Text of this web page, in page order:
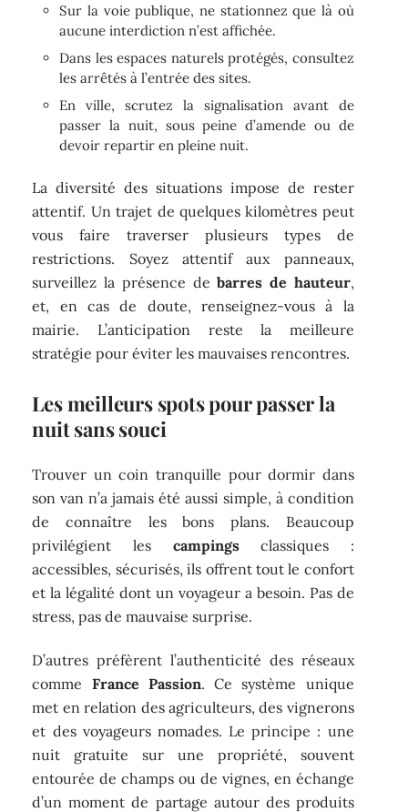
Sur la voie publique, ne stationnez que là où
aucune interdiction n’est affichée.
Dans les espaces naturels protégés, consultez
les arrêtés à l’entrée des sites.
En ville, scrutez la signalisation avant de
passer la nuit, sous peine d’amende ou de
devoir repartir en pleine nuit.
La diversité des situations impose de rester
attentif. Un trajet de quelques kilomètres peut
vous faire traverser plusieurs types de
restrictions. Soyez attentif aux panneaux,
surveillez la présence debarres de hauteur,
et, en cas de doute, renseignez-vous à la
mairie. L’anticipation reste la meilleure
stratégie pour éviter les mauvaises rencontres.
Les meilleurs spots pour passer la
nuit sans souci
Trouver un coin tranquille pour dormir dans
son van n’a jamais été aussi simple, à condition
de connaître les bons plans. Beaucoup
privilégient les campingsclassiques :
accessibles, sécurisés, ils offrent tout le confort
et la légalité dont un voyageur a besoin. Pas de
stress, pas de mauvaise surprise.
D’autres préfèrent l’authenticité des réseaux
comme France Passion. Ce système unique
met en relation des agriculteurs, des vignerons
et des voyageurs nomades. Le principe : une
nuit gratuite sur une propriété, souvent
entourée de champs ou de vignes, en échange
d’un moment de partage autour des produits